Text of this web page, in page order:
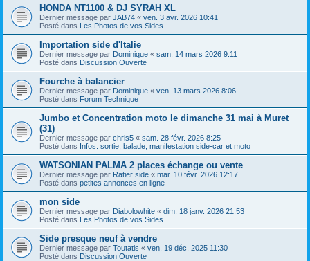
HONDA NT1100 & DJ SYRAH XL
Dernier message par JAB74 « ven. 3 avr. 2026 10:41
Posté dans Les Photos de vos Sides
Importation side d'Italie
Dernier message par Dominique « sam. 14 mars 2026 9:11
Posté dans Discussion Ouverte
Fourche à balancier
Dernier message par Dominique « ven. 13 mars 2026 8:06
Posté dans Forum Technique
Jumbo et Concentration moto le dimanche 31 mai à Muret
(31)
Dernier message par chris5 « sam. 28 févr. 2026 8:25
Posté dans Infos: sortie, balade, manifestation side-car et moto
WATSONIAN PALMA 2 places échange ou vente
Dernier message par Ratier side « mar. 10 févr. 2026 12:17
Posté dans petites annonces en ligne
mon side
Dernier message par Diabolowhite « dim. 18 janv. 2026 21:53
Posté dans Les Photos de vos Sides
Side presque neuf à vendre
Dernier message par Toutatis « ven. 19 déc. 2025 11:30
Posté dans Discussion Ouverte